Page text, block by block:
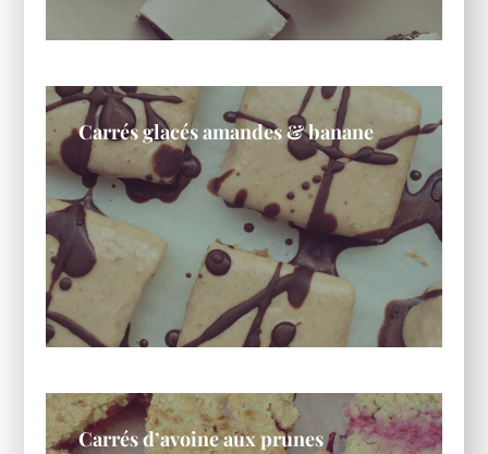
Carrés glacés amandes & banane
Carrés d’avoine aux prunes